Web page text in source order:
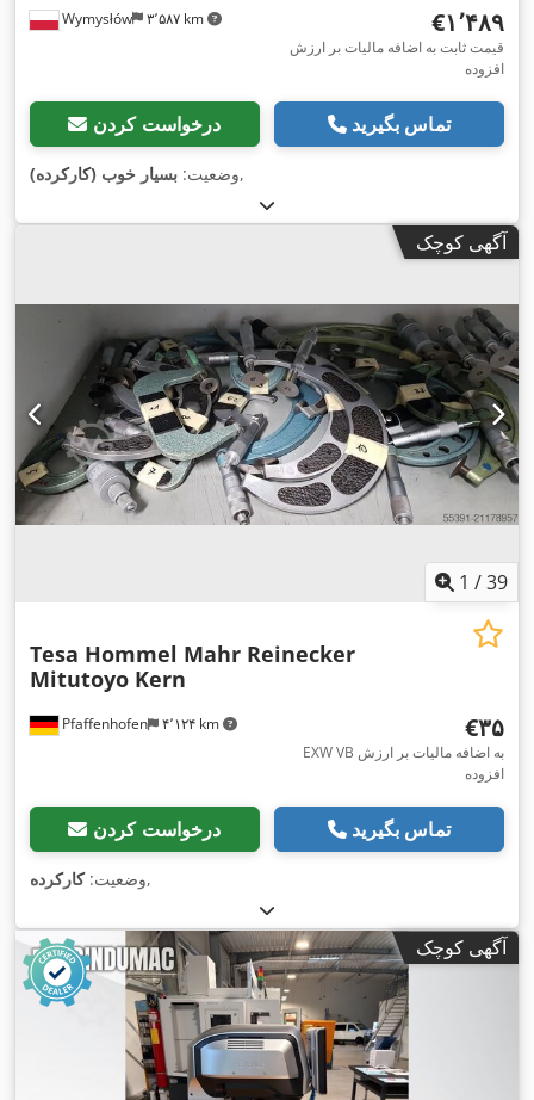
Wymysłów ۳٬۵۸۷ km ‎€۱٬۴۸۹
قیمت ثابت به اضافه مالیات بر ارزش
افزوده
درخواست کردن تماس بگیرید
وضعیت: بسیار خوب (کارکرده) ,
آگهی کوچک
1 /39
Pfaffenhofen ۴٬۱۲۴ km
Tesa Hommel Mahr Reinecker
Mitutoyo Kern
‎€۳۵
EXW VB به اضافه مالیات بر ارزش
افزوده
درخواست کردن تماس بگیرید
وضعیت:کارکرده ,
آگهی کوچک